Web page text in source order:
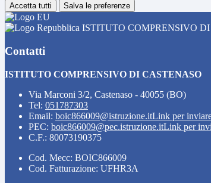
Accetta tutti Salva le preferenze
ISTITUTO COMPRENSIVO
Contatti
ISTITUTO COMPRENSIVO DI CASTENASO
Via Marconi 3/2, Castenaso - 40055 (BO)
Tel: 051787303
Email: boic866009@istruzione.itLink per
PEC: boic866009@pec.istruzione.itLink per
C.F.: 80073190375
Cod. Mecc: BOIC866009
Cod. Fatturazione: UFHR3A